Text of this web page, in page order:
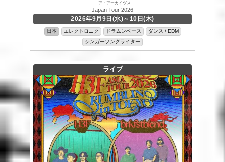
ニア・アーカイヴス
Japan Tour 2026
2026年9月9日(水)～10日(木)
日本 エレクトロニク ドラムンベース
ダンス / EDM
シンガーソングライター
ライブ